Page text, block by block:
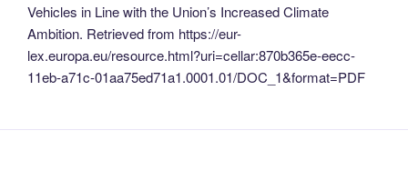
Vehicles in Line with the Union’s Increased Climate
Ambition. Retrieved from https://eur-
lex.europa.eu/resource.html?uri=cellar:870b365e-eecc-
11eb-a71c-01aa75ed71a1.0001.01/DOC_1&format=PDF